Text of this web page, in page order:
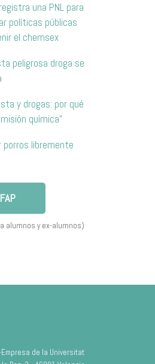
una PNL para
políticas públicas
el chemsex
peligrosa droga se
y drogas: por qué
química”
porros libremente
alumnos y ex-alumnos)
Empresa de la Universitat